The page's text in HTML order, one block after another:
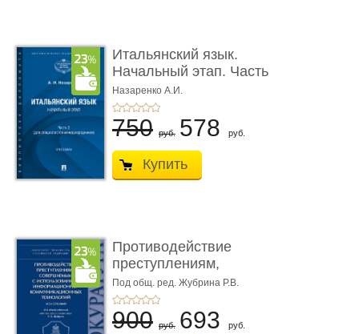
Итальянский язык.
Начальный этап. Часть
2. Учеб� ...
Назаренко А.И.
750 руб. 578 руб.
Купить
Противодействие
преступлениям,
совершаемым с ...
Под общ. ред. Жубрина Р.В.
900 руб. 693 руб.